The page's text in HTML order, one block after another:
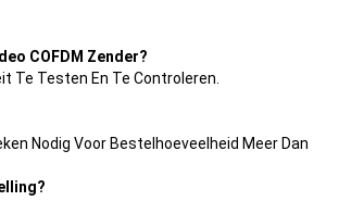
COFDM Zender?
Te Testen En Te Controleren.
Nodig Voor Bestelhoeveelheid Meer Dan